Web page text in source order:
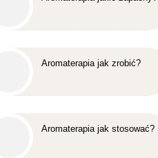
Aromaterapia jak zrobić?
Aromaterapia jak stosować?